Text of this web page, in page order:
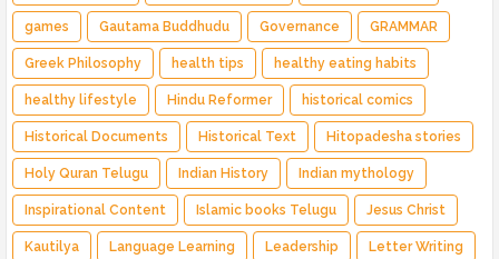
games Gautama Buddhudu Governance GRAMMAR
Greek Philosophy health tips healthy eating habits
healthy lifestyle Hindu Reformer historical comics
Historical Documents Historical Text Hitopadesha stories
Holy Quran Telugu Indian History Indian mythology
Inspirational Content Islamic books Telugu Jesus Christ
Kautilya Language Learning Leadership Letter Writing